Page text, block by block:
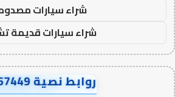
شراء سيارات
شراء سيارات قديمة
روابط نصية AA67449